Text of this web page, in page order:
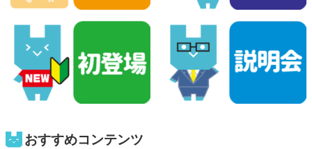
おすすめコンテンツ